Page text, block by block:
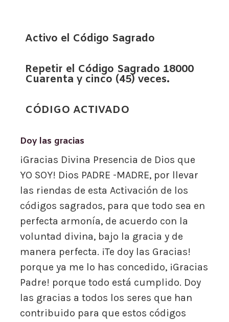
Activo el Código Sagrado
Repetir el Código Sagrado 18000
Cuarenta y cinco (45) veces.
CÓDIGO ACTIVADO
Doy las gracias
¡Gracias Divina Presencia de Dios que
YO SOY! Dios PADRE -MADRE, por llevar
las riendas de esta Activación de los
códigos sagrados, para que todo sea en
perfecta armonía, de acuerdo con la
voluntad divina, bajo la gracia y de
manera perfecta. ¡Te doy las Gracias!
porque ya me lo has concedido, ¡Gracias
Padre! porque todo está cumplido. Doy
las gracias a todos los seres que han
contribuido para que estos códigos